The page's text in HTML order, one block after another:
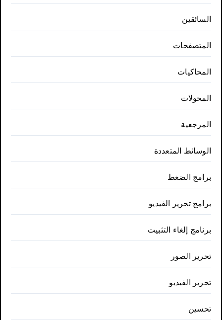
السائقين
المتصفحات
المحاكيات
المحولات
المرجعية
الوسائط المتعددة
برامج الضغط
برامج تحرير الفيديو
برنامج إلغاء التثبيت
تحرير الصور
تحرير الفيديو
تحسين